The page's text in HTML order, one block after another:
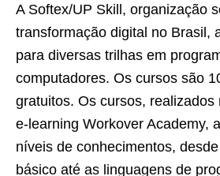
A Softex/UP Skill, organização
transformação digital no Brasil,
para diversas trilhas em
computadores. Os cursos são
gratuitos. Os cursos, realizados
e-learning Workover Academy,
níveis de conhecimentos,
básico até as linguagens de